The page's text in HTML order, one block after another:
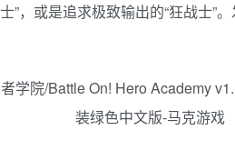
”，或是追求极致输出的“狂战士”